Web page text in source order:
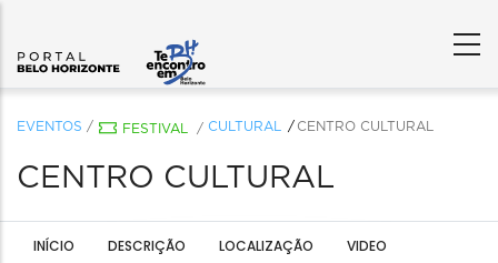
EVENTOS / FESTIVAL / CULTURAL CENTRO CULTURAL
CENTRO CULTURAL
INÍCIO DESCRIÇÃO LOCALIZAÇÃO VIDEO